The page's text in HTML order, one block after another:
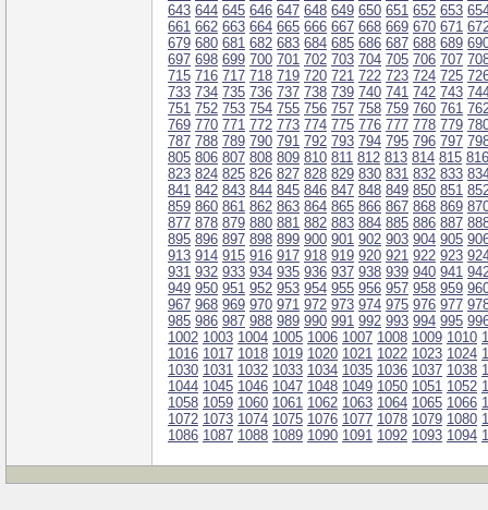
643 644 645 646 647 648 649 650 651 652 653
661 662 663 664 665 666 667 668 669 670 671
679 680 681 682 683 684 685 686 687 688 689
697 698 699 700 701 702 703 704 705 706 707
715 716 717 718 719 720 721 722 723 724 725
733 734 735 736 737 738 739 740 741 742 743
751 752 753 754 755 756 757 758 759 760 761
769 770 771 772 773 774 775 776 777 778 779
787 788 789 790 791 792 793 794 795 796 797
805 806 807 808 809 810 811 812 813 814 815 816
823 824 825 826 827 828 829 830 831 832 833
841 842 843 844 845 846 847 848 849 850 851
859 860 861 862 863 864 865 866 867 868 869
877 878 879 880 881 882 883 884 885 886 887
895 896 897 898 899 900 901 902 903 904 905
913 914 915 916 917 918 919 920 921 922 923
931 932 933 934 935 936 937 938 939 940 941
949 950 951 952 953 954 955 956 957 958 959
967 968 969 970 971 972 973 974 975 976 977
985 986 987 988 989 990 991 992 993 994 995
1002 1003 1004 1005 1006 1007 1008 1009 1010
1016 1017 1018 1019 1020 1021 1022 1023 1024
1030 1031 1032 1033 1034 1035 1036 1037 1038
1044 1045 1046 1047 1048 1049 1050 1051 1052
1058 1059 1060 1061 1062 1063 1064 1065 1066
1072 1073 1074 1075 1076 1077 1078 1079 1080
1086 1087 1088 1089 1090 1091 1092 1093 1094